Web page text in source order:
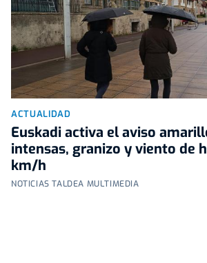
ACTUALIDAD
Euskadi activa el aviso
intensas, granizo y viento de
km/h
NOTICIAS TALDEA MULTIMEDIA